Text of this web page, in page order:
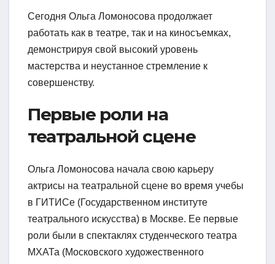
Сегодня Ольга Ломоносова продолжает
работать как в театре, так и на киносъемках,
демонстрируя свой высокий уровень
мастерства и неустанное стремление к
совершенству.
Первые роли на
театральной сцене
Ольга Ломоносова начала свою карьеру
актрисы на театральной сцене во время учебы
в ГИТИСе (Государственном институте
театрального искусства) в Москве. Ее первые
роли были в спектаклях студенческого театра
МХАТа (Московского художественного